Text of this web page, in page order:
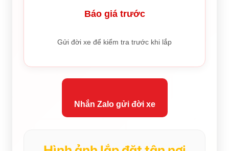
Báo giá trước
Gửi đời xe để kiểm tra trước khi lắp
Nhắn Zalo gửi đời xe